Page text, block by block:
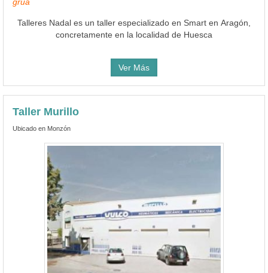
Talleres Nadal es un taller especializado en Smart en Aragón,
concretamente en la localidad de Huesca
Ver Más
Taller Murillo
Ubicado en Monzón